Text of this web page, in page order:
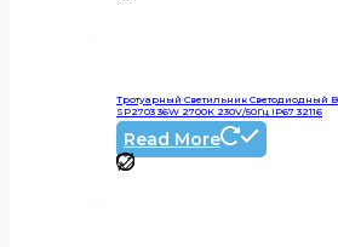
Тротуарный Светильник Светодиодный
SP2703 36W 2700К 230V/50Гц IP67 32116
Read More